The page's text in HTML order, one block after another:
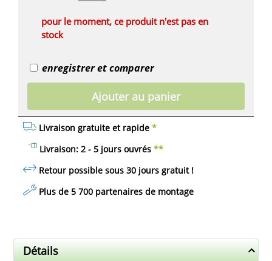
pour le moment, ce produit n'est pas en
stock
Livraison gratuite et rapide *
Livraison: 2 - 5 jours ouvrés **
Retour possible sous 30 jours gratuit!
Plus de 5 700 partenaires de montage
enregistrer et comparer
Ajouter au panier
Détails